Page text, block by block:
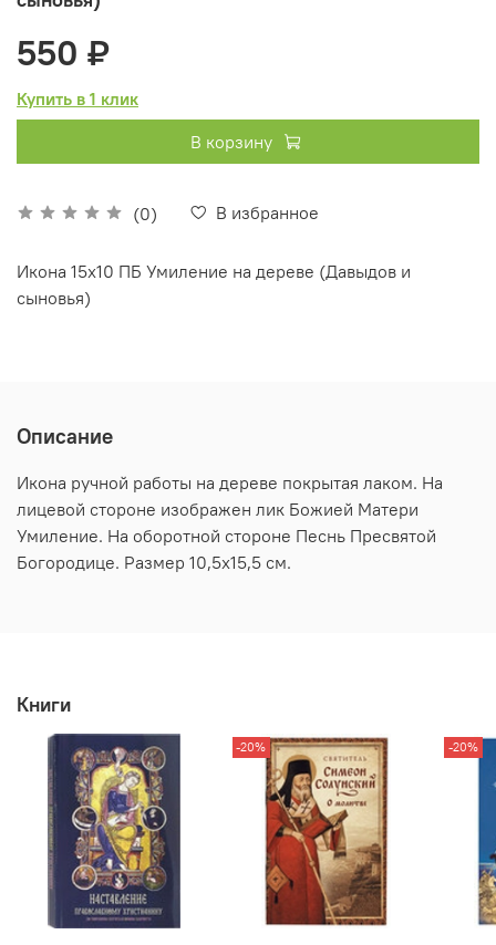
(0) В избранное
550 ₽
Купить в 1 клик
В корзину
Икона 15х10 ПБ Умиление на дереве (Давыдов и
сыновья)
Описание
Икона ручной работы на дереве покрытая лаком. На
лицевой стороне изображен лик Божией Матери
Умиление. На оборотной стороне Песнь Пресвятой
Богородице. Размер 10,5х15,5 см.
Книги
-20% -20%